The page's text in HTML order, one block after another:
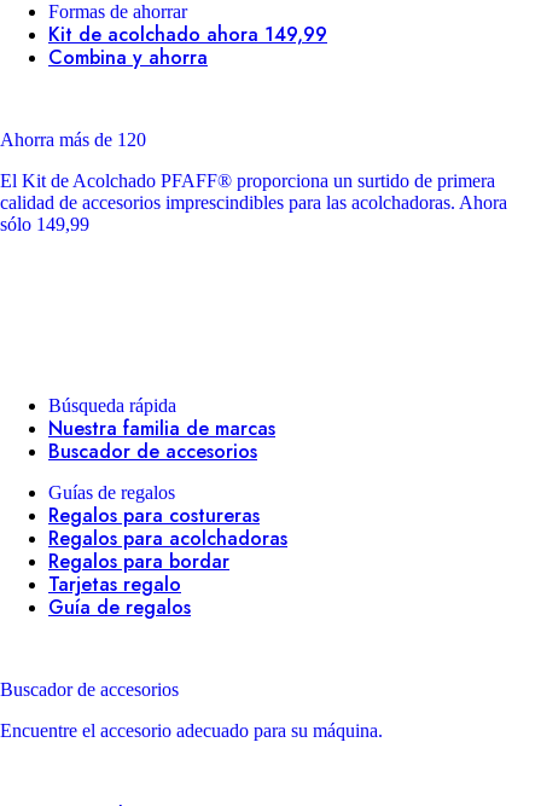
Formas de ahorrar
Kit de acolchado ahora 149,99
Combina y ahorra
Ahorra más de 120
El Kit de Acolchado PFAFF® proporciona un surtido de primera
calidad de accesorios imprescindibles para las acolchadoras. Ahora
sólo 149,99
Búsqueda rápida
Nuestra familia de marcas
Buscador de accesorios
Guías de regalos
Regalos para costureras
Regalos para acolchadoras
Regalos para bordar
Tarjetas regalo
Guía de regalos
Buscador de accesorios
Encuentre el accesorio adecuado para su máquina.